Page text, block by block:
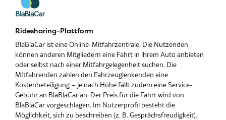
Ridesharing-Plattform
BlaBlaCar ist eine Online-Mitfahrzentrale. Die Nutzenden
können anderen Mitgliedern eine Fahrt in ihrem Auto anbieten
oder selbst nach einer Mitfahrgelegenheit suchen. Die
MItfahrenden zahlen den Fahrzeuglenkenden eine
Kostenbeteiligung – je nach Höhe fällt zudem eine Service-
Gebühr an BlaBlaCar an. Der Preis für die Fahrt wird von
BlaBlaCar vorgeschlagen. Im Nutzerprofil besteht die
Möglichkeit, sich zu beschreiben (z. B. Gesprächsfreudigkeit).